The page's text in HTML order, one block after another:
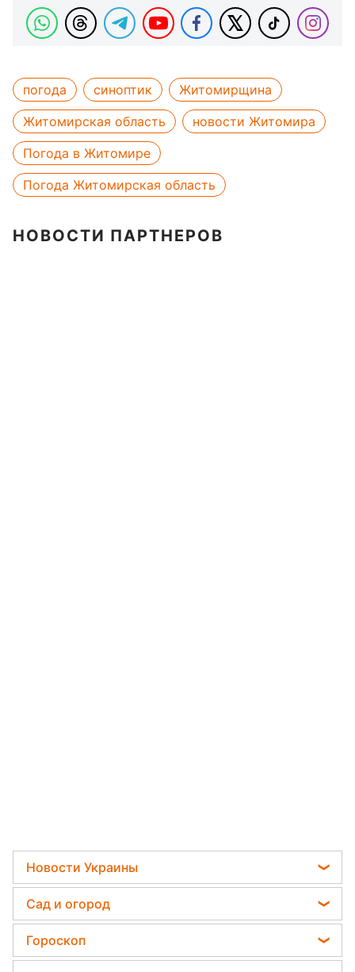
погода синоптик
Житомирщина
Житомирская область
новости Житомира
Погода в Житомире
Погода Житомирская область
НОВОСТИ ПАРТНЕРОВ
Новости Украины
Мобилизация
Политика
Отключения света
Сад и огород
Садовод назвал самое эффективное средство
против сорняков
Гороскоп